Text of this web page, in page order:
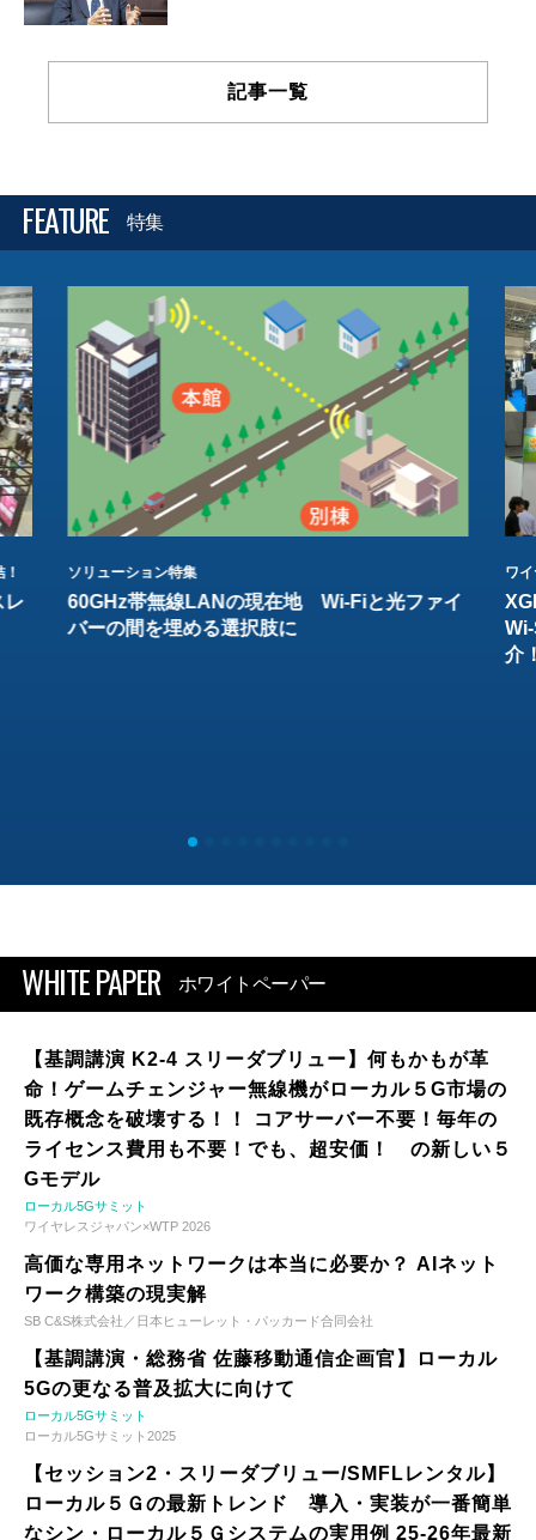
記事一覧
FEATURE 特集
レ
ソリューション特集
60GHz帯無線LANの現在地 Wi-Fiと光ファイ
バーの間を埋める選択肢に
ワ
介
WHITE PAPER ホワイトペーパー
【基調講演 K2-4 スリーダブリュー】何もかもが革
命！ゲームチェンジャー無線機がローカル５G市場の
既存概念を破壊する！！ コアサーバー不要！毎年の
ライセンス費用も不要！でも、超安価！ の新しい５
Gモデル
ローカル5Gサミット
ワイヤレスジャパン×WTP 2026
高価な専用ネットワークは本当に必要か？ AIネット
ワーク構築の現実解
SB C&S株式会社／日本ヒューレット・パッカード合同会社
【基調講演・総務省 佐藤移動通信企画官】ローカル
5Gの更なる普及拡大に向けて
ローカル5Gサミット
ローカル5Gサミット2025
【セッション2・スリーダブリュー/SMFLレンタル】
ローカル５Ｇの最新トレンド 導入・実装が一番簡単
なシン・ローカル５Ｇシステムの実用例 25-26年最新